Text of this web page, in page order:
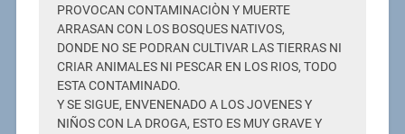
PROVOCAN CONTAMINACIÒN Y MUERTE
ARRASAN CON LOS BOSQUES NATIVOS,
DONDE NO SE PODRAN CULTIVAR LAS TIERRAS NI
CRIAR ANIMALES NI PESCAR EN LOS RIOS, TODO
ESTA CONTAMINADO.
Y SE SIGUE, ENVENENADO A LOS JOVENES Y
NIÑOS CON LA DROGA, ESTO ES MUY GRAVE Y